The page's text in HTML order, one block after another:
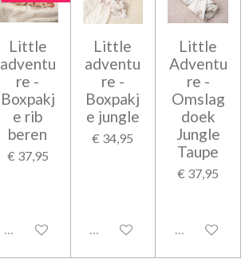
Little
adventu
re -
Boxpakj
e rib
beren
€ 37,95
Uitgeschakeld
Little
adventu
re -
Boxpakj
e jungle
€ 34,95
Uitgeschakeld
Little
Adventu
re -
Omslag
doek
Jungle
Taupe
€ 37,95